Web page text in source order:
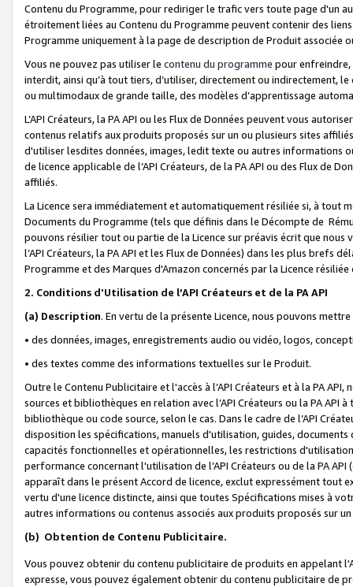
Contenu du Programme, pour rediriger le trafic vers toute page d'un
étroitement liées au Contenu du Programme peuvent contenir des
Programme uniquement à la page de description de Produit associée
Vous ne pouvez pas utiliser le contenu du programme pour
interdit, ainsi qu’à tout tiers, d’utiliser, directement ou indirectement,
ou multimodaux de grande taille, des modèles d’apprentissage
L’API Créateurs, la PA API ou les Flux de Données peuvent vous
contenus relatifs aux produits proposés sur un ou plusieurs sites
d'utiliser lesdites données, images, ledit texte ou autres informations
de licence applicable de l’API Créateurs, de la PA API ou des Flux de
affiliés.
La Licence sera immédiatement et automatiquement résiliée si, à
Documents du Programme (tels que définis dans le Décompte de
pouvons résilier tout ou partie de la Licence sur préavis écrit que
l’API Créateurs, la PA API et les Flux de Données) dans les plus
Programme et des Marques d'Amazon concernés par la Licence
2. Conditions d'Utilisation de l’API Créateurs et de la PA API
(a) Description. En vertu de la présente Licence, nous pouvons
• des données, images, enregistrements audio ou vidéo, logos,
• des textes comme des informations textuelles sur le Produit.
Outre le Contenu Publicitaire et l'accès à l’API Créateurs et à la PA
sources et bibliothèques en relation avec l’API Créateurs ou la PA
bibliothèque ou code source, selon le cas. Dans le cadre de l’API
disposition les spécifications, manuels d'utilisation, guides,
capacités fonctionnelles et opérationnelles, les restrictions
performance concernant l'utilisation de l’API Créateurs ou de la PA
apparaît dans le présent Accord de licence, exclut expressément tout
vertu d'une licence distincte, ainsi que toutes Spécifications mises à
autres informations ou contenus associés aux produits proposés sur
(b) Obtention de Contenu Publicitaire.
Vous pouvez obtenir du contenu publicitaire de produits en appelant
expresse, vous pouvez également obtenir du contenu publicitaire de